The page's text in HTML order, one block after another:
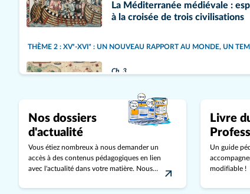
La Méditerranée médiévale :
à la croisée de trois civilisations
THÈME 2 : XVᵉ-XVIᵉ : UN NOUVEAU RAPPORT AU MONDE, UN
Ch. 3
découvertes »
Renaissance, humanisme et
l’Europe
Nos dossiers
d'actualité
Vous étiez nombreux à nous demander un
accès à des contenus pédagogiques en lien
avec l'actualité dans votre matière. Nous
communauté des dossiers clé en main.
Livre
Un guide
modifiable !